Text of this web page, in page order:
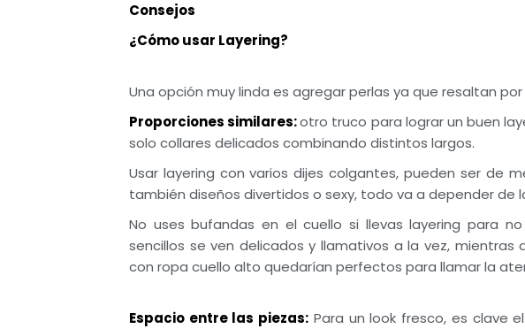
Consejos
¿Cómo usar Layering?
Una opción muy linda es agregar perlas ya que resaltan
Proporciones similares:otro truco para lograr un buen
solo collares delicados combinando distintos largos.
Usar layering con varios dijes colgantes, pueden ser de
también diseños divertidos o sexy, todo va a depender de
No uses bufandas en el cuello si llevas layering para
sencillos se ven delicados y llamativos a la vez,
con ropa cuello alto quedarían perfectos para llamar la
Espacio entre las piezas: Para un look fresco, es clave